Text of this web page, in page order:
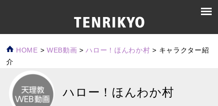
HOME > WEB動画 >ハロー！ほんわか村 > キャラクター紹
介
ハロー！ほんわか村